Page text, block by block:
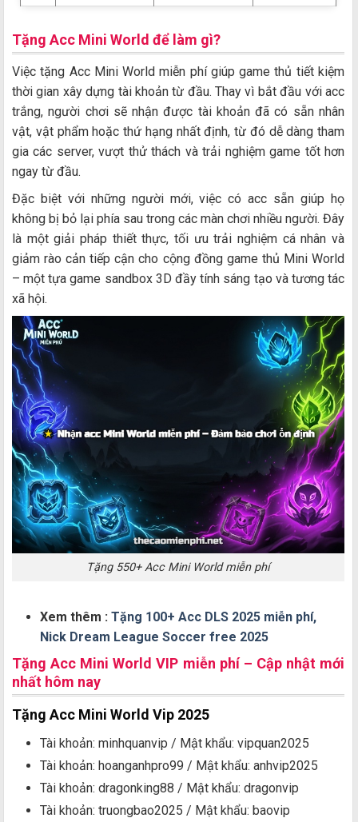
Tặng Acc Mini World để làm gì?
Việc tặng Acc Mini World miễn phí giúp game thủ tiết kiệm
thời gian xây dựng tài khoản từ đầu. Thay vì bắt đầu với acc
trắng, người chơi sẽ nhận được tài khoản đã có sẵn nhân
vật, vật phẩm hoặc thứ hạng nhất định, từ đó dễ dàng tham
gia các server, vượt thử thách và trải nghiệm game tốt hơn
ngay từ đầu.
Đặc biệt với những người mới, việc có acc sẵn giúp họ
không bị bỏ lại phía sau trong các màn chơi nhiều người. Đây
là một giải pháp thiết thực, tối ưu trải nghiệm cá nhân và
giảm rào cản tiếp cận cho cộng đồng game thủ Mini World
– một tựa game sandbox 3D đầy tính sáng tạo và tương tác
xã hội.
Tặng 550+ Acc Mini World miễn phí
Xem thêm : Tặng 100+ Acc DLS 2025 miễn phí,
Nick Dream League Soccer free 2025
Tặng Acc Mini World VIP miễn phí – Cập nhật mới
nhất hôm nay
Tặng Acc Mini World Vip 2025
Tài khoản: minhquanvip / Mật khẩu: vipquan2025
Tài khoản: hoanganhpro99 / Mật khẩu: anhvip2025
Tài khoản: dragonking88 / Mật khẩu: dragonvip
Tài khoản: truongbao2025 / Mật khẩu: baovip